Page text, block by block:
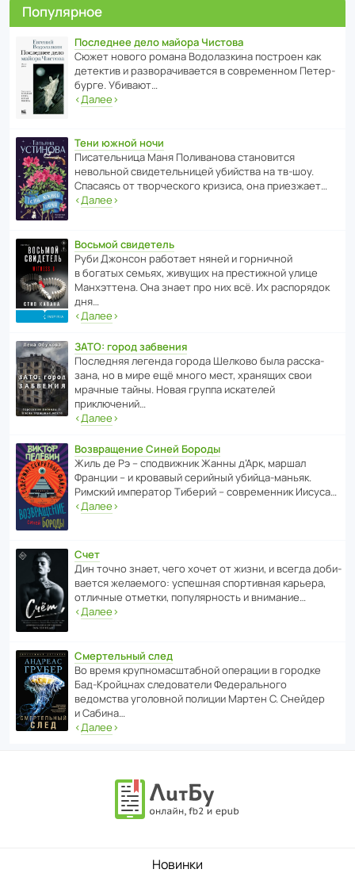
Популярное
Последнее дело майора Чистова
Сюжет нового романа Водо­ла­з­кина пост­роен как
дете­ктив и разво­ра­чи­ва­ется в совре­менном Пете­р­
бурге. Убивают…
‹Далее›
Тени южной ночи
Писа­тель­ница Маня Поли­ва­нова стано­вится
невольной свиде­тель­ницей убийства на тв-шоу.
Спасаясь от твор­че­с­кого кризиса, она приезжает…
‹Далее›
Восьмой свидетель
Руби Джонсон рабо­тает няней и горни­чной
в богатых семьях, живущих на прес­ти­жной улице
Манх­эт­тена. Она знает про них всё. Их распо­рядок
дня…
‹Далее›
ЗАТО: город забвения
После­дняя легенда города Шелково была расска­
зана, но в мире ещё много мест, хранящих свои
мрачные тайны. Новая группа иска­телей
приключений…
‹Далее›
Возвращение Синей Бороды
Жиль де Рэ – спод­ви­жник Жанны д’Арк, маршал
Франции – и кровавый серийный убийца-маньяк.
Римский импе­ратор Тиберий – совре­менник Иисуса…
‹Далее›
Счет
Дин точно знает, чего хочет от жизни, и всегда доби­
ва­ется жела­е­мого: успе­шная спор­ти­вная карьера,
отли­чные отметки, попу­ля­р­ность и внимание…
‹Далее›
Смертельный след
Во время круп­но­мас­ш­та­бной операции в городке
Бад‑Крой­цнах следо­ва­тели Феде­раль­ного
ведомства уголо­вной полиции Мартен С. Снейдер
и Сабина…
‹Далее›
Новинки